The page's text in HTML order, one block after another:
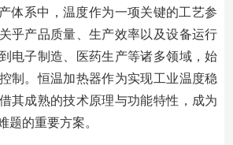
体系中，温度作为一项关键的工艺参
乎产品质量、生产效率以及设备运行
电子制造、医药生产等诸多领域，始
制。恒温加热器作为实现工业温度稳
其成熟的技术原理与功能特性，成为
题的重要方案。